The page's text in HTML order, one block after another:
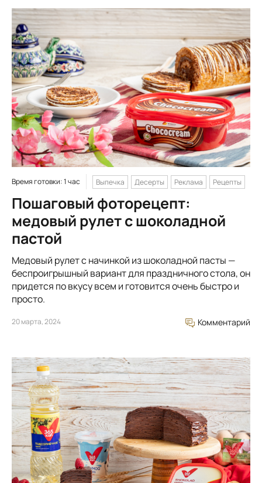
Время готовки: 1 час Выпечка Десерты Реклама Рецепты
Пошаговый фоторецепт:
медовый рулет с шоколадной
пастой
Медовый рулет с начинкой из шоколадной пасты —
беспроигрышный вариант для праздничного стола, он
придется по вкусу всем и готовится очень быстро и
просто.
20 марта, 2024 Комментарий